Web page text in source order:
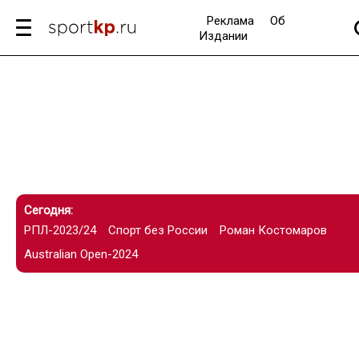
Реклама
Об
Издании
Сегодня:
РПЛ-2023/24
Спорт без России
Роман Костомаров
Australian Open-2024